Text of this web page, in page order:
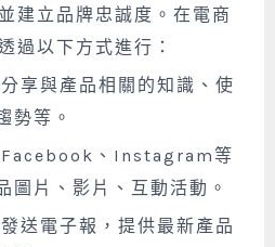
建立品牌忠誠度。在電商
過以下方式進行：
分享與產品相關的知識、使
勢等。
、Instagram等
圖片、影片、互動活動。
送電子報，提供最新產品